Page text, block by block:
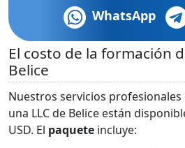
WhatsApp
El costo de la formación
Belice
Nuestros servicios
una LLC de Belice están
USD. El paquete incluye: